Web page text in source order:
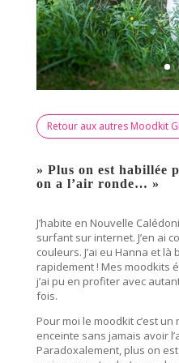
Retour aux autres Moodkit
» Plus on est habillée
on a l’air ronde… »
J’habite en Nouvelle
surfant sur internet. J’en ai
couleurs. J’ai eu Hanna et
rapidement ! Mes moodkits
j’ai pu en profiter avec
fois.
Pour moi le moodkit c’est
enceinte sans jamais avoir
Paradoxalement, plus on